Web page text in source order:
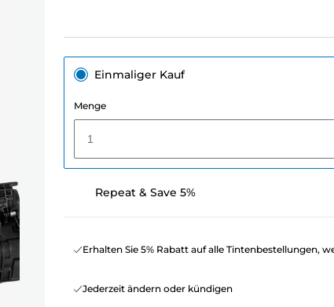
Einmaliger Kauf
Menge
1
Repeat & Save 5%
Erhalten Sie 5% Rabatt auf alle Tintenbestellungen,
Jederzeit ändern oder kündigen